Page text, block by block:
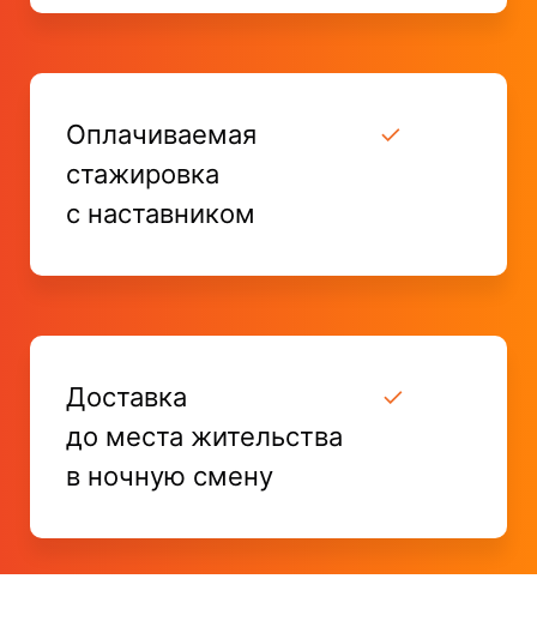
Оплачиваемая ✓
стажировка
с наставником
Доставка
✓
до места жительства
в ночную смену